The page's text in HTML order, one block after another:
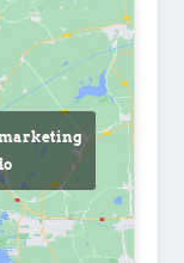
marketing